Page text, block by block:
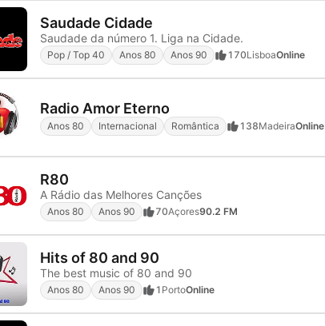
Saudade Cidade
Saudade da número 1. Liga na Cidade.
Pop / Top 40 Anos 80 Anos 90 170LisboaOnline
Radio Amor Eterno
Anos 80 Internacional Romântica 138MadeiraOnline
R80
A Rádio das Melhores Canções
Anos 80 Anos 90 70Açores90.2 FM
Hits of 80 and 90
The best music of 80 and 90
Anos 80 Anos 90 1 PortoOnline